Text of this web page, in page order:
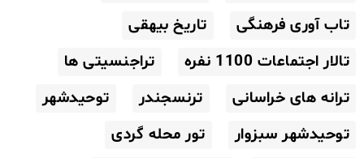
تاب آوری فرهنگی
تاریخ بیهقی
تالار اجتماعات 1100 نفره
تراجنسیتی ها
ترانه های خراسانی
ترنسجندر
توحیدشهر
توحیدشهر سبزوار
تور محله گردی